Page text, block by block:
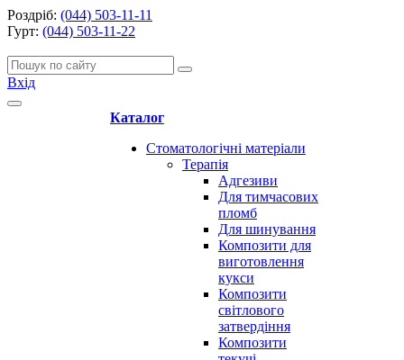
Роздріб: (044) 503-11-11
Гурт: (044) 503-11-22
Вхід
Каталог
Стоматологічні матеріали
Терапія
Адгезиви
Для тимчасових
пломб
Для шинування
Композити для
виготовлення
кукси
Композити
світлового
затвердіння
Композити